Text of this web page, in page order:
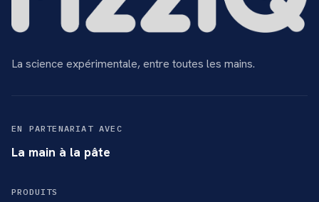
La science expérimentale, entre toutes les mains.
EN PARTENARIAT AVEC
La main à la pâte
PRODUITS